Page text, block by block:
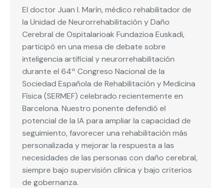
El doctor Juan I. Marín, médico rehabilitador de
la Unidad de Neurorrehabilitación y Daño
Cerebral de Ospitalarioak Fundazioa Euskadi,
participó en una mesa de debate sobre
inteligencia artificial y neurorrehabilitación
durante el 64º Congreso Nacional de la
Sociedad Española de Rehabilitación y Medicina
Física (SERMEF) celebrado recientemente en
Barcelona. Nuestro ponente defendió el
potencial de la IA para ampliar la capacidad de
seguimiento, favorecer una rehabilitación más
personalizada y mejorar la respuesta a las
necesidades de las personas con daño cerebral,
siempre bajo supervisión clínica y bajo criterios
de gobernanza.